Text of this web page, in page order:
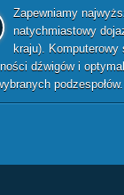
Zapewniamy
natychmiastowy
kraju). Komputerowy
dźwigów i
podzespołów.